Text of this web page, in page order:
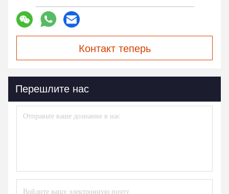
Контакт теперь
Перешлите нас